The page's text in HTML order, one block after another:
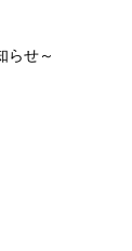
らせ～